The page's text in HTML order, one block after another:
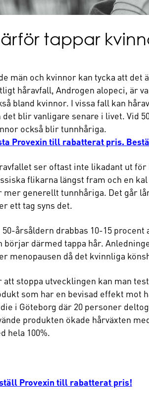
tappar
män och kvinnor kan tycka att det
håravfall, Androgen alopeci, är
bland kvinnor. I vissa fall kan
det blir vanligare senare i livet. Vid
också blir tunnhåriga.
Provexin till rabatterat pris.
ser oftast inte likadant ut
flikarna längst fram och en
mer generellt tunnhåriga. Det går
ett tag syns det.
50-årsåldern drabbas 10-15 procent
börjar därmed tappa hår.
menopausen då det kvinnliga
att stoppa utvecklingen kan man
som har en bevisad effekt mot
i Göteborg där 20 personer
produkten ökade hårväxten
hela 100%.
Provexin till rabatterat pris!